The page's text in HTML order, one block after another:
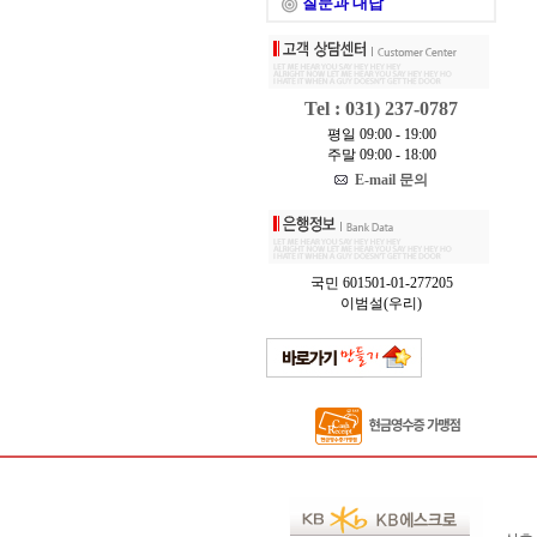
Tel : 031) 237-0787
평일 09:00 - 19:00
주말 09:00 - 18:00
E-mail 문의
국민 601501-01-277205
이범설(우리)